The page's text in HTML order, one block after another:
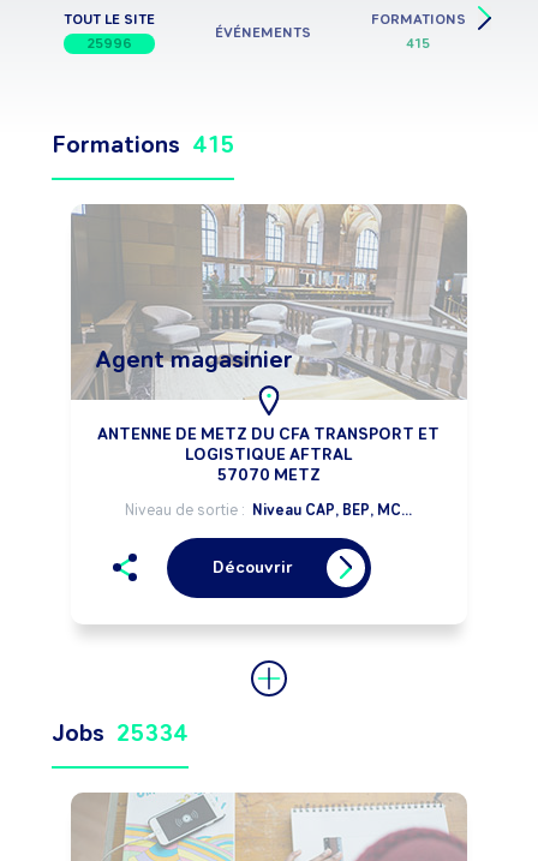
TOUT LE SITE
25996
ÉVÉNEMENTS
FORMATIONS
415
Formations 415
Agent magasinier
ANTENNE DE METZ DU CFA TRANSPORT ET
LOGISTIQUE AFTRAL
57070 METZ
Niveau de sortie : Niveau CAP, BEP, MC...
Découvrir
Jobs 25334